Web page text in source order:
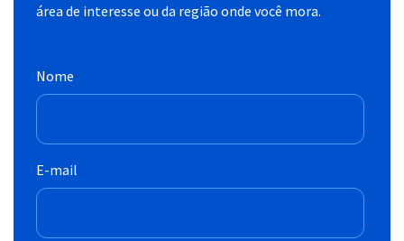
área de interesse ou da região onde você mora.
Nome
E-mail